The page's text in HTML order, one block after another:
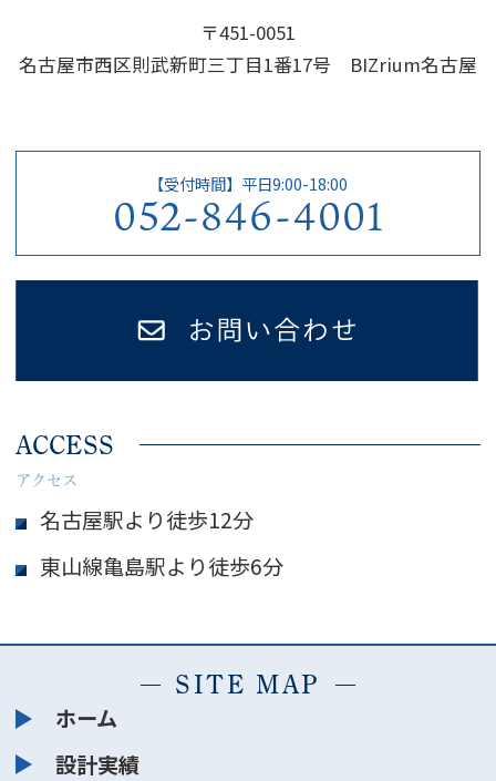
〒451-0051
名古屋市西区則武新町三丁目1番17号 BIZrium名古屋
【受付時間】平日9:00-18:00
052-846-4001
ACCESS
アクセス
名古屋駅より徒歩12分
東山線亀島駅より徒歩6分
SITE MAP
ホーム
設計実績